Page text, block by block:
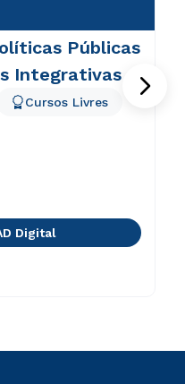
Públicas
Integrativas
Cursos Livres
Digital